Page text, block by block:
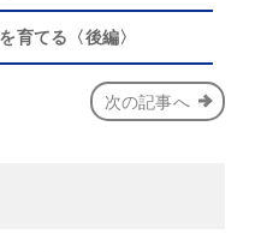
育てる〈後編〉
次の記事へ